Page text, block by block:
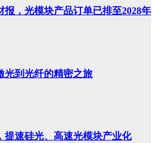
，光模块产品订单已排至2028年
光到光纤的精密之旅
提速硅光、高速光模块产业化